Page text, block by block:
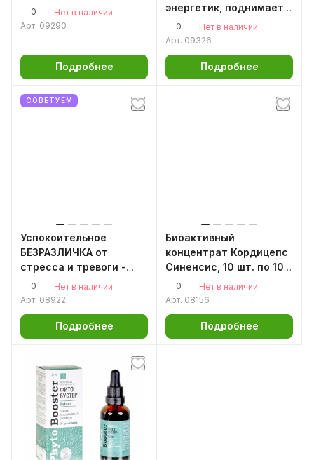
0
Нет в наличии
Арт. 09290
Подробнее
энергетик, поднимает
иммунитет, улучшает
внимание и память
0
Нет в наличии
Арт. 09326
Подробнее
СОВЕТУЕМ
Успокоительное
БЕЗРАЗЛИЧКА от
стресса и тревоги -
патриния скальная,
50мл. антистресс
0
Нет в наличии
Арт. 08922
Подробнее
Биоактивный
концентрат Кордицепс
Синенсис, 10 шт. по 10
мл0
Нет в наличии
Арт. 08156
Подробнее